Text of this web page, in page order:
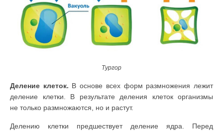
Тургор
Деление клеток. В основе всех форм размножения лежит
деление клет­ки. В результате деления клеток организмы
не только размножа­ются, но и растут.
Делению клетки предшествует деление ядра. Перед